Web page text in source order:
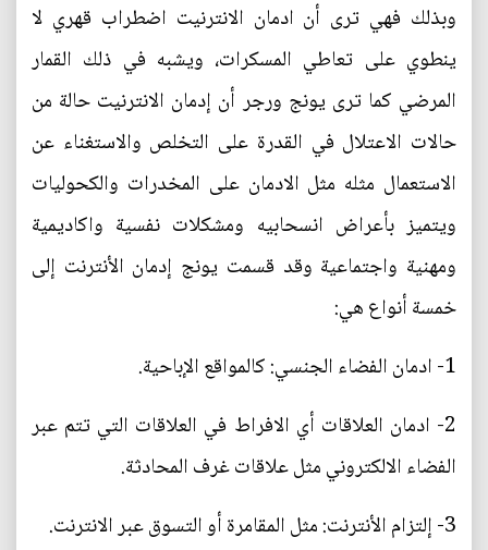
وبذلك فهي ترى أن ادمان الانترنيت اضطراب قهري لا
ينطوي على تعاطي المسكرات، ويشبه في ذلك القمار
المرضي كما ترى يونج ورجر أن إدمان الانترنيت حالة من
حالات الاعتلال في القدرة على التخلص والاستغناء عن
الاستعمال مثله مثل الادمان على المخدرات والكحوليات
ويتميز بأعراض انسحابيه ومشكلات نفسية واكاديمية
ومهنية واجتماعية وقد قسمت يونج إدمان الأنترنت إلى
خمسة أنواع هي:
1- ادمان الفضاء الجنسي: كالمواقع الإباحية.
2- ادمان العلاقات أي الافراط في العلاقات التي تتم عبر
الفضاء الالكتروني مثل علاقات غرف المحادثة.
3- إلتزام الأنترنت: مثل المقامرة أو التسوق عبر الانترنت.